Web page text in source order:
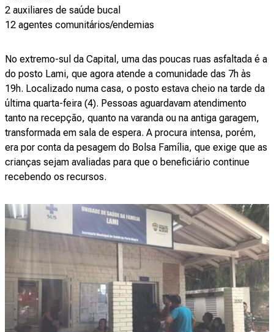
2 auxiliares de saúde bucal
12 agentes comunitários/endemias
No extremo-sul da Capital, uma das poucas ruas asfaltada é a
do posto Lami, que agora atende a comunidade das 7h às
19h. Localizado numa casa, o posto estava cheio na tarde da
última quarta-feira (4). Pessoas aguardavam atendimento
tanto na recepção, quanto na varanda ou na antiga garagem,
transformada em sala de espera. A procura intensa, porém,
era por conta da pesagem do Bolsa Família, que exige que as
crianças sejam avaliadas para que o beneficiário continue
recebendo os recursos.